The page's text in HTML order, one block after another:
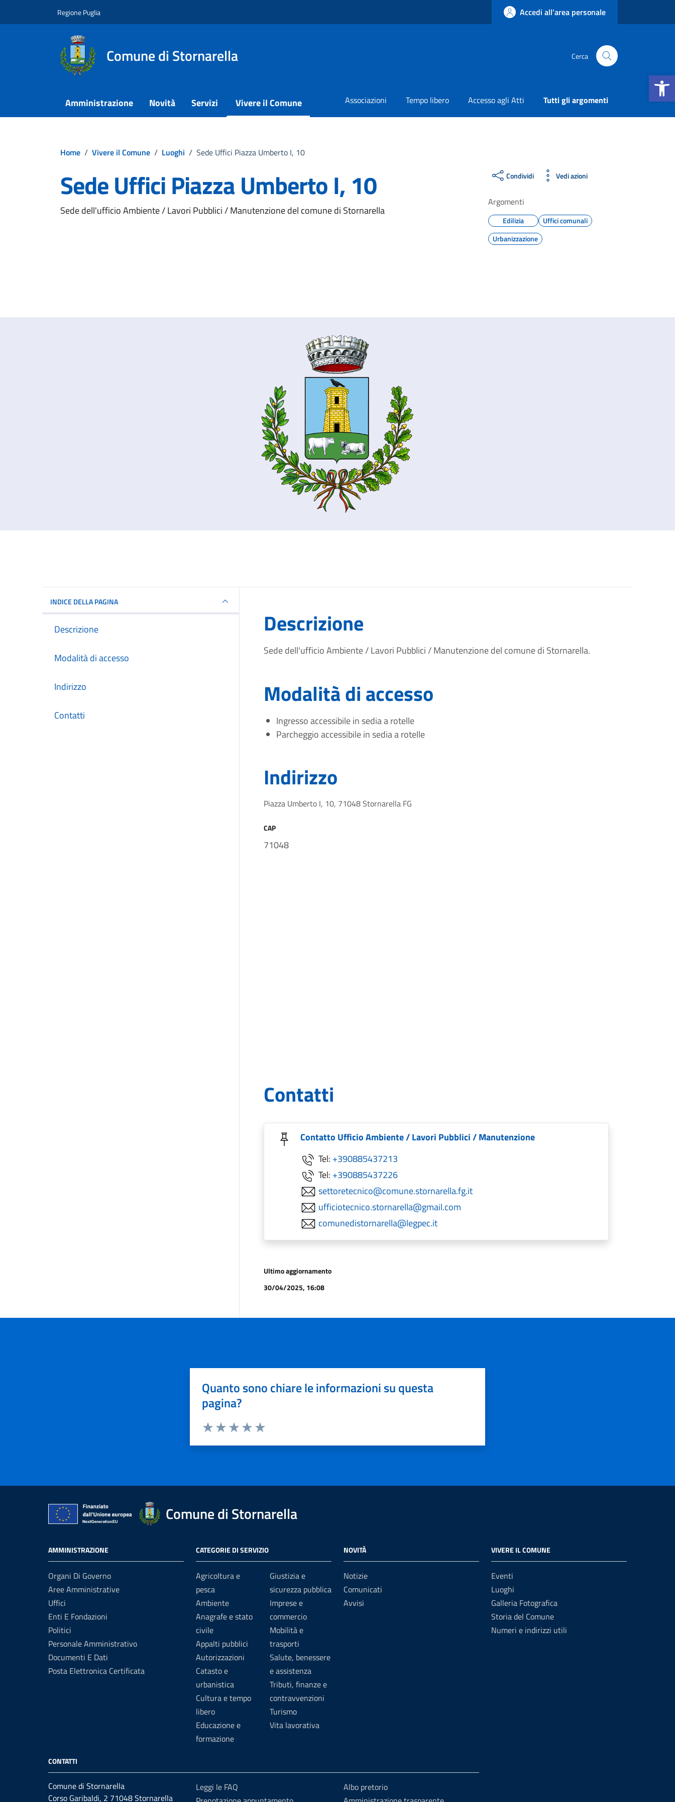
Regione Puglia Accedi all'area personale
Comune di Stornarella Cerca
Amministrazione Novità Servizi Vivere il Comune Associazioni Tempo libero Accesso agli Atti Tutti gli argomenti
Home / Vivere il Comune / Luoghi / Sede Uffici Piazza Umberto I, 10
Sede Uffici Piazza Umberto I, 10
Sede dell'ufficio Ambiente / Lavori Pubblici / Manutenzione del comune di Stornarella
Condividi Vedi azioni
Argomenti
Edilizia
Uffici comunali
Urbanizzazione
INDICE DELLA PAGINA
Descrizione
Modalità di accesso
Indirizzo
Contatti
Descrizione
Sede dell'ufficio Ambiente / Lavori Pubblici / Manutenzione del comune di Stornarella.
Modalità di accesso
Ingresso accessibile in sedia a rotelle
Parcheggio accessibile in sedia a rotelle
Indirizzo
Piazza Umberto I, 10, 71048 Stornarella FG
CAP
71048
Contatti
Contatto Ufficio Ambiente / Lavori Pubblici / Manutenzione
Tel: +390885437213
Tel: +390885437226
settoretecnico@comune.stornarella.fg.it
ufficiotecnico.stornarella@gmail.com
comunedistornarella@legpec.it
Ultimo aggiornamento
30/04/2025, 16:08
Quanto sono chiare le informazioni su questa
pagina?
Comune di Stornarella
AMMINISTRAZIONE
Organi Di Governo
Aree Amministrative
Uffici
Enti E Fondazioni
Politici
Personale Amministrativo
Documenti E Dati
Posta Elettronica Certificata
CATEGORIE DI SERVIZIO
Agricoltura e
pesca
Ambiente
Anagrafe e stato
civile
Appalti pubblici
Autorizzazioni
Catasto e
urbanistica
Cultura e tempo
libero
Educazione e
formazione
Giustizia e
sicurezza pubblica
Imprese e
commercio
Mobilità e
trasporti
Salute, benessere
e assistenza
Tributi, finanze e
contravvenzioni
Turismo
Vita lavorativa
NOVITÀ
Notizie
Comunicati
Avvisi
VIVERE IL COMUNE
Eventi
Luoghi
Galleria Fotografica
Storia del Comune
Numeri e indirizzi utili
CONTATTI
Comune di Stornarella
Corso Garibaldi, 2 71048 Stornarella
Leggi le FAQ
Albo pretorio
Apri la